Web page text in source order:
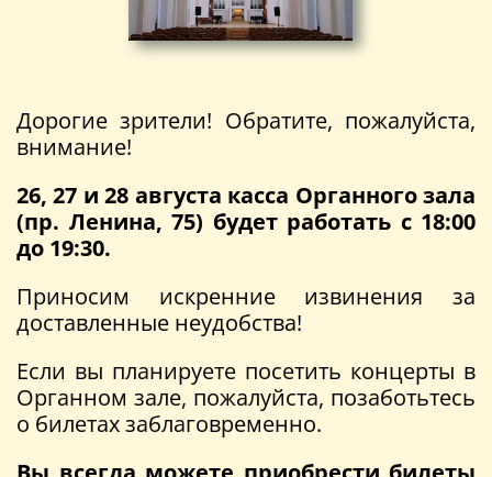
Дорогие зрители! Обратите, пожалуйста,
внимание!
26, 27 и 28 августа касса Органного зала
(пр. Ленина, 75) будет работать с 18:00
до 19:30.
Приносим искренние извинения за
доставленные неудобства!
Если вы планируете посетить концерты в
Органном зале, пожалуйста, позаботьтесь
о билетах заблаговременно.